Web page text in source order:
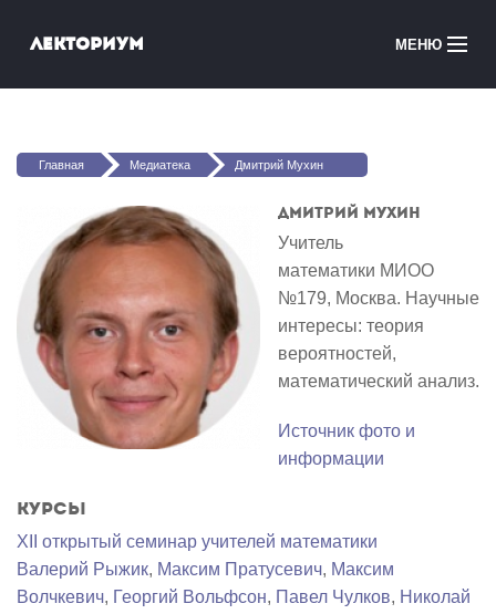
Лекториум МЕНЮ
Медиатека
Онлайн-школы
Вы здесь
Главная Медиатека Дмитрий Мухин
Дмитрий Мухин
Учитель
математики МИОО
№179, Москва. Научные
интересы: теория
вероятностей,
математический анализ.
Источник фото и
информации
Курсы
XII открытый семинар учителей математики
Валерий Рыжик, Максим Пратусевич, Максим
Волчкевич, Георгий Вольфсон, Павел Чулков, Николай